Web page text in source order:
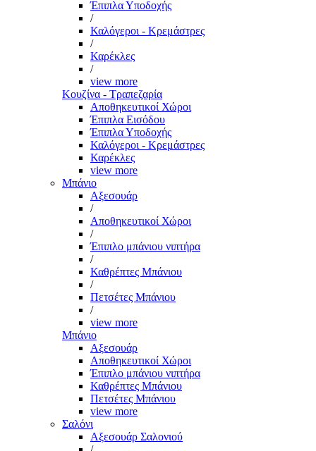
Έπιπλα Υποδοχής
/
Καλόγεροι - Κρεμάστρες
/
Καρέκλες
/
view more
Κουζίνα - Τραπεζαρία
Αποθηκευτικοί Χώροι
Έπιπλα Εισόδου
Έπιπλα Υποδοχής
Καλόγεροι - Κρεμάστρες
Καρέκλες
view more
Μπάνιο
Αξεσουάρ
/
Αποθηκευτικοί Χώροι
/
Έπιπλο μπάνιου νιπτήρα
/
Καθρέπτες Μπάνιου
/
Πετσέτες Μπάνιου
/
view more
Μπάνιο
Αξεσουάρ
Αποθηκευτικοί Χώροι
Έπιπλο μπάνιου νιπτήρα
Καθρέπτες Μπάνιου
Πετσέτες Μπάνιου
view more
Σαλόνι
Αξεσουάρ Σαλονιού